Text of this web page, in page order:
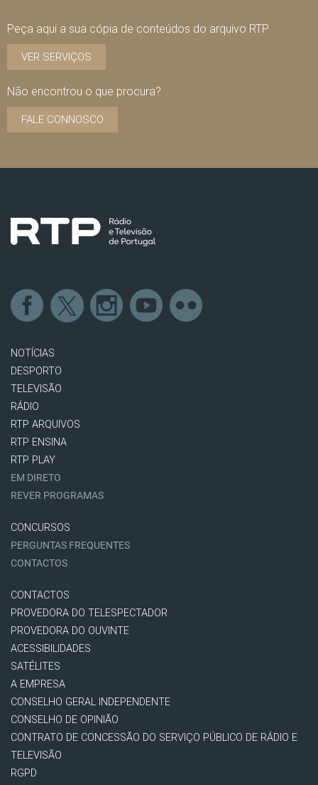
Peça aqui a sua cópia de conteúdos do arquivo RTP
VER SERVIÇOS
Não encontrou o que procura?
FALE CONNOSCO
NOTÍCIAS
DESPORTO
TELEVISÃO
RÁDIO
RTP ARQUIVOS
RTP ENSINA
RTP PLAY
EM DIRETO
REVER PROGRAMAS
CONCURSOS
PERGUNTAS FREQUENTES
CONTACTOS
CONTACTOS
PROVEDORA DO TELESPECTADOR
PROVEDORA DO OUVINTE
ACESSIBILIDADES
SATÉLITES
A EMPRESA
CONSELHO GERAL INDEPENDENTE
CONSELHO DE OPINIÃO
CONTRATO DE CONCESSÃO DO SERVIÇO PÚBLICO DE RÁDIO E
TELEVISÃO
RGPD